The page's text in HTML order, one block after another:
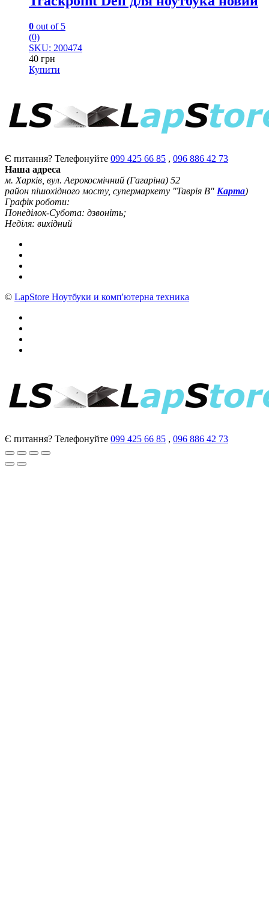
0 out of 5
(0)
SKU: 200474
40 грн
Купити
Є питання? Телефонуйте 099 425 66 85 , 096 886 42 73
Наша адреса
м. Харків, вул. Аерокосмічний (Гагаріна) 52
район пішохідного мосту, супермаркету "Таврія В" Карта)
Графік роботи:
Понеділок-Субота: дзвоніть;
Неділя: вихідний
© LapStore Ноутбуки и комп'ютерна техника
Є питання? Телефонуйте 099 425 66 85 , 096 886 42 73